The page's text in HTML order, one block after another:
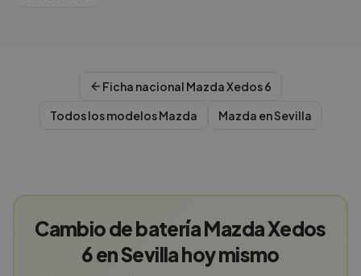
Ficha nacional MazdaXedos 6
Todos los modelosMazda Mazda enSevilla
Cambio de batería Mazda Xedos
6 en Sevilla hoy mismo